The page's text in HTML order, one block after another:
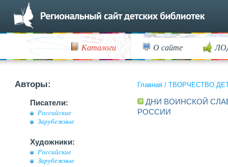
Каталоги О сайте
Авторы:
Писатели:
Российские
Зарубежные
Художники:
Российские
Зарубежные
Главная / ТВОРЧЕСТВО
ДНИ ВОИНСКОЙ
РОССИИ